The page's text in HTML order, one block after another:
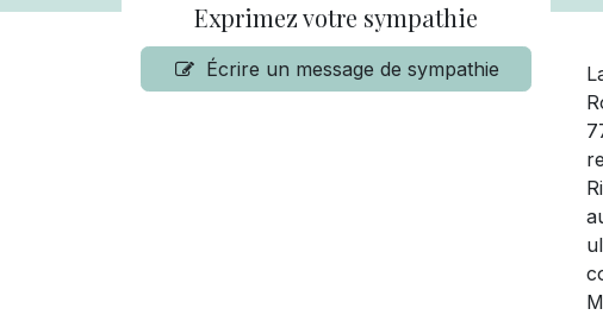
Exprimez votre sympathie
Écrire un message de sympathie